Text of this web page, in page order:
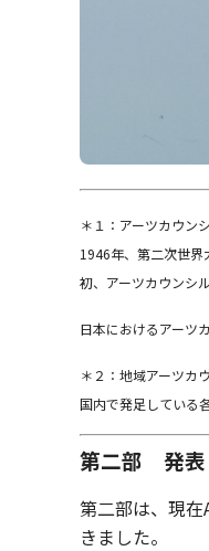
＊１：アーツカウン
1946年、第二次世界
初、アーツカウンシ
日本におけるアーツ
＊２：地域アーツカ
国内で発足している
第二部 発
第二部は、現
きました。